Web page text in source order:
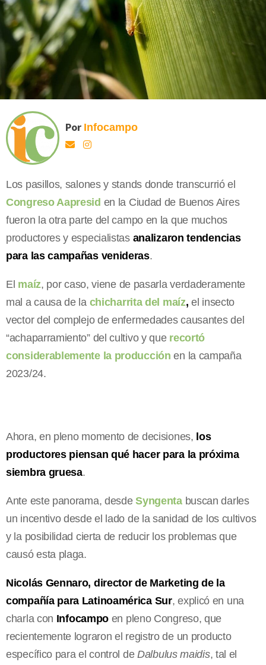
Por Infocampo
Los pasillos, salones y stands donde transcurrió el
Congreso Aapresid en la Ciudad de Buenos Aires
fueron la otra parte del campo en la que muchos
productores y especialistas analizaron tendencias
para las campañas venideras.
El maíz, por caso, viene de pasarla verdaderamente
mal a causa de la chicharrita del maíz,el insecto
vector del complejo de enfermedades causantes del
“achaparramiento” del cultivo y que recortó
considerablemente la producción en la campaña
2023/24.
Ahora, en pleno momento de decisiones, los
productores piensan qué hacer para la próxima
siembra gruesa.
Ante este panorama, desdeSyngenta buscan darles
un incentivo desde el lado de la sanidad de los cultivos
y la posibilidad cierta de reducir los problemas que
causó esta plaga.
Nicolás Gennaro, director de Marketing de la
compañía para Latinoamérica Sur, explicó en una
charla con Infocampo en pleno Congreso, que
recientemente lograron el registro de un producto
específico para el control de Dalbulus maidis, tal el